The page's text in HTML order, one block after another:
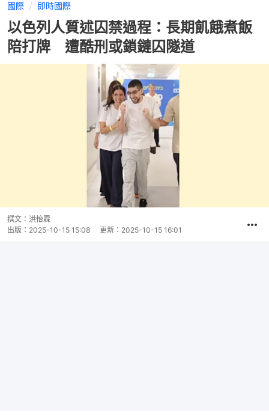
國際 即時國際
以色列人質述囚禁過程：長期飢餓煮飯
陪打牌 遭酷刑或鎖鏈囚隧道
撰文： 洪怡霖
出版： 2025-10-15 15:08 更新： 2025-10-15 16:01